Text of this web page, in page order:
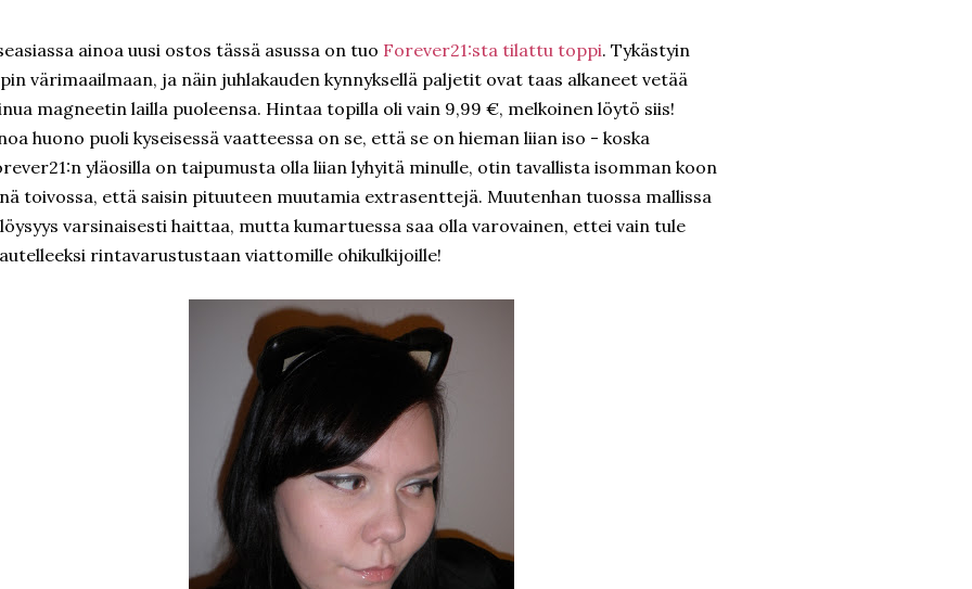
ainoa uusi ostos tässä asussa on tuo Forever21:sta tilattu toppi. Tykästyin
värimaailmaan, ja näin juhlakauden kynnyksellä paljetit ovat taas alkaneet vetää
magneetin lailla puoleensa. Hintaa topilla oli vain 9,99 €, melkoinen löytö siis!
huono puoli kyseisessä vaatteessa on se, että se on hieman liian iso - koska
yläosilla on taipumusta olla liian lyhyitä minulle, otin tavallista isomman koon
toivossa, että saisin pituuteen muutamia extrasenttejä. Muutenhan tuossa mallissa
varsinaisesti haittaa, mutta kumartuessa saa olla varovainen, ettei vain tule
rintavarustustaan viattomille ohikulkijoille!